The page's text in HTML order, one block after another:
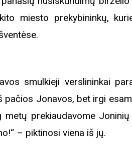
miesto prekybininkų,
smulkieji verslininkai
pačios Jonavos, bet irgi
metų prekiaudavome Joninių
– piktinosi viena iš jų.